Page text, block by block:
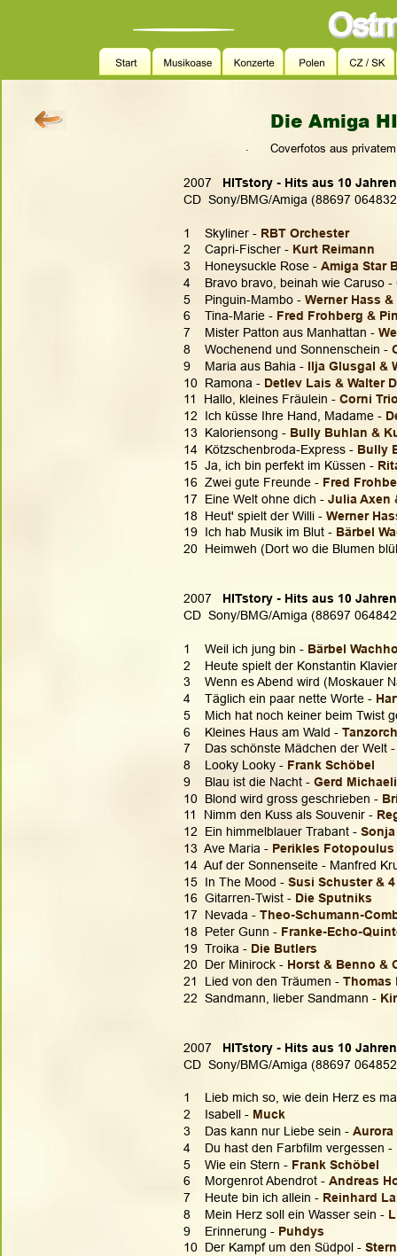
Die Amiga
. Coverfotos aus
2007
HITstory - Hits aus 10
CD  Sony/BMG/Amiga (88697
1    Skyliner - RBT Orchester
2    Capri-Fischer - Kurt Reimann
3    Honeysuckle Rose - Amiga Star
4    Bravo bravo, beinah wie Caruso -
5    Pinguin-Mambo - Werner Hass
6    Tina-Marie - Fred Frohberg &
7    Mister Patton aus Manhattan -
8    Wochenend und Sonnenschein -
9    Maria aus Bahia - Ilja Glusgal &
10  Ramona - Detlev Lais & Walter
11  Hallo, kleines Fräulein - Corni
12  Ich küsse Ihre Hand, Madame -
13  Kaloriensong - Bully Buhlan &
14  Kötzschenbroda-Express - Bully
15  Ja, ich bin perfekt im Küssen -
16  Zwei gute Freunde - Fred
17  Eine Welt ohne dich - Julia Axen
18  Heut' spielt der Willi - Werner
19  Ich hab Musik im Blut - Bärbel
20  Heimweh (Dort wo die Blumen
2007
HITstory - Hits aus 10
CD  Sony/BMG/Amiga (88697
1    Weil ich jung bin - Bärbel
2    Heute spielt der Konstantin
3    Wenn es Abend wird (Moskauer
4    Täglich ein paar nette Worte -
5    Mich hat noch keiner beim Twist
6    Kleines Haus am Wald -
7    Das schönste Mädchen der Welt
8    Looky Looky - Frank Schöbel
9    Blau ist die Nacht - Gerd
10  Blond wird gross geschrieben -
11  Nimm den Kuss als Souvenir -
12  Ein himmelblauer Trabant -
13  Ave Maria - Perikles
14  Auf der Sonnenseite - Manfred
15  In The Mood - Susi Schuster &
16  Gitarren-Twist - Die Sputniks
17  Nevada - Theo-Schumann-
18  Peter Gunn - Franke-Echo-
19  Troika - Die Butlers
20  Der Minirock - Horst & Benno &
21  Lied von den Träumen - Thomas
22  Sandmann, lieber Sandmann -
2007
HITstory - Hits aus 10
CD  Sony/BMG/Amiga (88697
1    Lieb mich so, wie dein Herz es
2    Isabell - Muck
3    Das kann nur Liebe sein - Aurora
4    Du hast den Farbfilm vergessen -
5    Wie ein Stern - Frank Schöbel
6    Morgenrot Abendrot - Andreas
7    Heute bin ich allein - Reinhard
8    Mein Herz soll ein Wasser sein -
9    Erinnerung - Puhdys
10  Der Kampf um den Südpol -